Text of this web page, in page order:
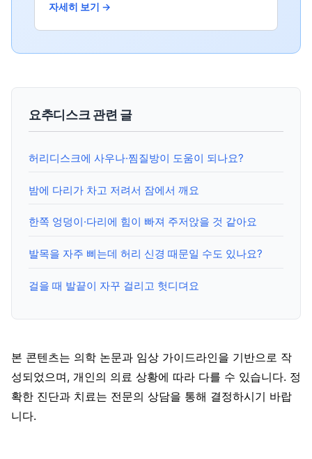
자세히 보기 →
요추디스크 관련 글
허리디스크에 사우나·찜질방이 도움이 되나요?
밤에 다리가 차고 저려서 잠에서 깨요
한쪽 엉덩이·다리에 힘이 빠져 주저앉을 것 같아요
발목을 자주 삐는데 허리 신경 때문일 수도 있나요?
걸을 때 발끝이 자꾸 걸리고 헛디뎌요
본 콘텐츠는 의학 논문과 임상 가이드라인을 기반으로 작
성되었으며, 개인의 의료 상황에 따라 다를 수 있습니다. 정
확한 진단과 치료는 전문의 상담을 통해 결정하시기 바랍
니다.